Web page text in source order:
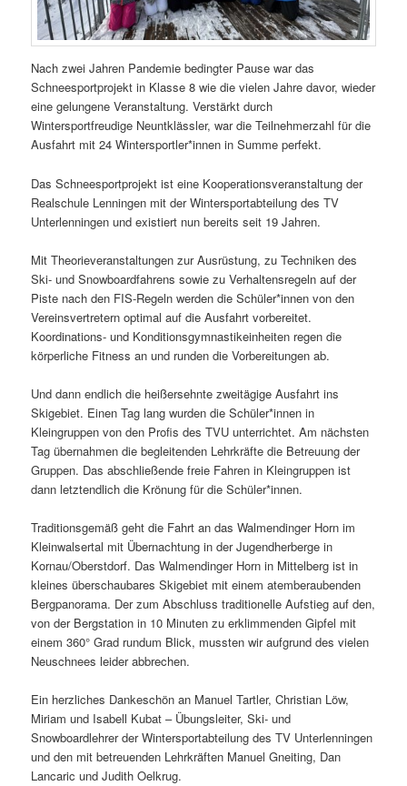
Nach zwei Jahren Pandemie bedingter Pause war das
Schneesportprojekt in Klasse 8 wie die vielen Jahre davor, wieder
eine gelungene Veranstaltung. Verstärkt durch
Wintersportfreudige Neuntklässler, war die Teilnehmerzahl für die
Ausfahrt mit 24 Wintersportler*innen in Summe perfekt.
Das Schneesportprojekt ist eine Kooperationsveranstaltung der
Realschule Lenningen mit der Wintersportabteilung des TV
Unterlenningen und existiert nun bereits seit 19 Jahren.
Mit Theorieveranstaltungen zur Ausrüstung, zu Techniken des
Ski- und Snowboardfahrens sowie zu Verhaltensregeln auf der
Piste nach den FIS-Regeln werden die Schüler*innen von den
Vereinsvertretern optimal auf die Ausfahrt vorbereitet.
Koordinations- und Konditionsgymnastikeinheiten regen die
körperliche Fitness an und runden die Vorbereitungen ab.
Und dann endlich die heißersehnte zweitägige Ausfahrt ins
Skigebiet. Einen Tag lang wurden die Schüler*innen in
Kleingruppen von den Profis des TVU unterrichtet. Am nächsten
Tag übernahmen die begleitenden Lehrkräfte die Betreuung der
Gruppen. Das abschließende freie Fahren in Kleingruppen ist
dann letztendlich die Krönung für die Schüler*innen.
Traditionsgemäß geht die Fahrt an das Walmendinger Horn im
Kleinwalsertal mit Übernachtung in der Jugendherberge in
Kornau/Oberstdorf. Das Walmendinger Horn in Mittelberg ist in
kleines überschaubares Skigebiet mit einem atemberaubenden
Bergpanorama. Der zum Abschluss traditionelle Aufstieg auf den,
von der Bergstation in 10 Minuten zu erklimmenden Gipfel mit
einem 360° Grad rundum Blick, mussten wir aufgrund des vielen
Neuschnees leider abbrechen.
Ein herzliches Dankeschön an Manuel Tartler, Christian Löw,
Miriam und Isabell Kubat – Übungsleiter, Ski- und
Snowboardlehrer der Wintersportabteilung des TV Unterlenningen
und den mit betreuenden Lehrkräften Manuel Gneiting, Dan
Lancaric und Judith Oelkrug.